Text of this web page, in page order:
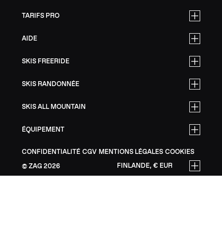
TARIFS PRO
AIDE
SKIS FREERIDE
SKIS RANDONNÉE
SKIS ALL MOUNTAIN
ÉQUIPEMENT
CONFIDENTIALITÉ CGV MENTIONS LÉGALES COOKIES
ZAG 2026 FINLANDE, € EUR